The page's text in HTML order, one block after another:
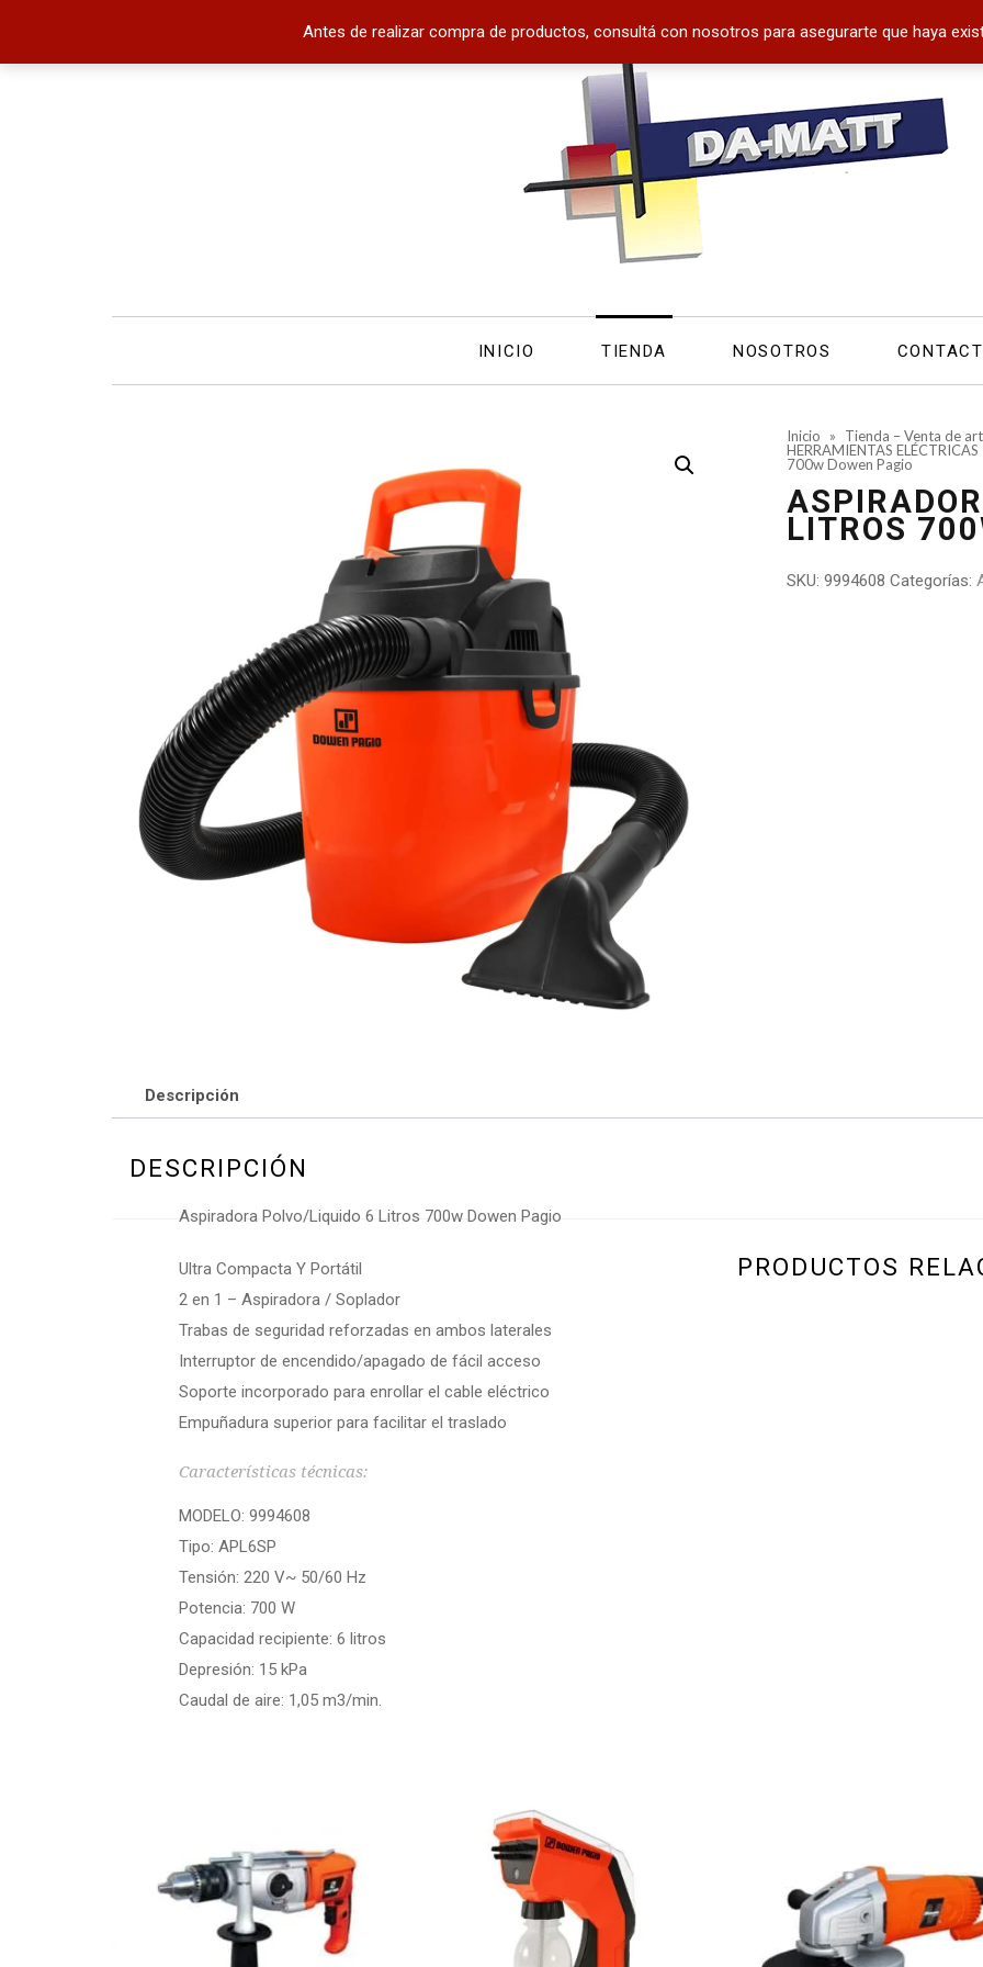
Antes de realizar compra de productos, consultá con nosotros para asegurarte que haya
INICIO TIENDA NOSOTROS
Inicio » Tienda – Venta de
HERRAMIENTAS ELÉCTRICAS
700w Dowen Pagio
LITROS
SKU: 9994608 Categorías:
Descripción
DESCRIPCIÓN
Aspiradora Polvo/Liquido 6 Litros 700w Dowen Pagio
Ultra Compacta Y Portátil
2 en 1 – Aspiradora / Soplador
Trabas de seguridad reforzadas en ambos laterales
Interruptor de encendido/apagado de fácil acceso
Soporte incorporado para enrollar el cable eléctrico
Empuñadura superior para facilitar el traslado
Características técnicas:
MODELO: 9994608
Tipo: APL6SP
Tensión: 220 V~ 50/60 Hz
Potencia: 700 W
Capacidad recipiente: 6 litros
Depresión: 15 kPa
Caudal de aire: 1,05 m3/min.
PRODUCTOS